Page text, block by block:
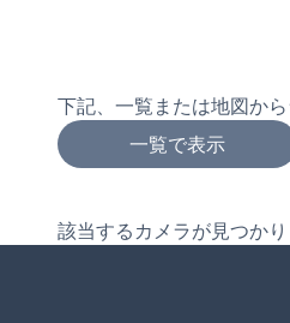
下記、一覧または地図か
一覧で表示
該当するカメラが見つか